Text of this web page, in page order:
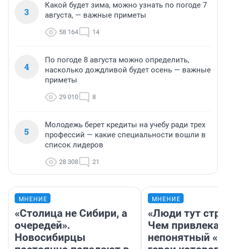
3
Какой будет зима, можно узнать по погоде 7
августа, — важные приметы
58 164 14
4
По погоде 8 августа можно определить,
насколько дождливой будет осень — важные
приметы
29 010 8
5
Молодежь берет кредиты на учебу ради трех
профессий — какие специальности вошли в
список лидеров
28 308 21
МНЕНИЕ
«Столица не Сибири, а
очередей».
Новосибирцы
МНЕНИЕ
«Люди тут
Чем
непонятный